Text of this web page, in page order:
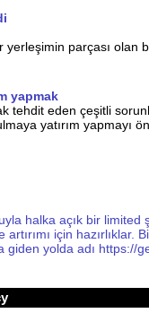
yerleşimin parçası olan
yapmak
tehdit eden çeşitli
yatırım yapmayı
halka açık bir limited
için hazırlıklar.
giden yolda adı https://